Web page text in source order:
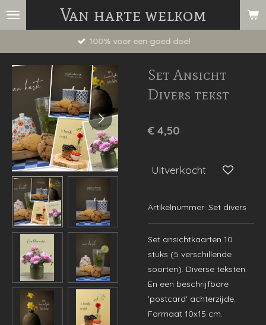
Ga
hoofdinhoud
Van harte welkom
100% voor een goed doel
Set Ansicht
Divers tekst
€ 4,50
Uitverkocht
Artikelnummer: Set divers
Set ansichtkaarten 10
stuks (5 verschillende
soorten). Diverse teksten.
En een beschrijfbare
'postcard' achterzijde.
Formaat 10x15 cm.